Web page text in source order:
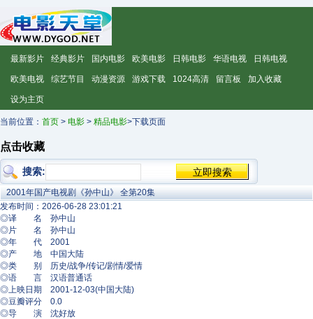
最新影片 经典影片 国内电影 欧美电影 日韩电影 华语电视 日韩电视
欧美电视 综艺节目 动漫资源 游戏下载 1024高清 留言板 加入收藏
设为主页
当前位置： 首页 > 电影 > 精品电影>下载页面
点击收藏
搜索:
2001年国产电视剧《孙中山》 全第20集
发布时间：2026-06-28 23:01:21
◎译 名 孙中山
◎片 名 孙中山
◎年 代 2001
◎产 地 中国大陆
◎类 别 历史/战争/传记/剧情/爱情
◎语 言 汉语普通话
◎上映日期 2001-12-03(中国大陆)
◎豆瓣评分 0.0
◎导 演 沈好放